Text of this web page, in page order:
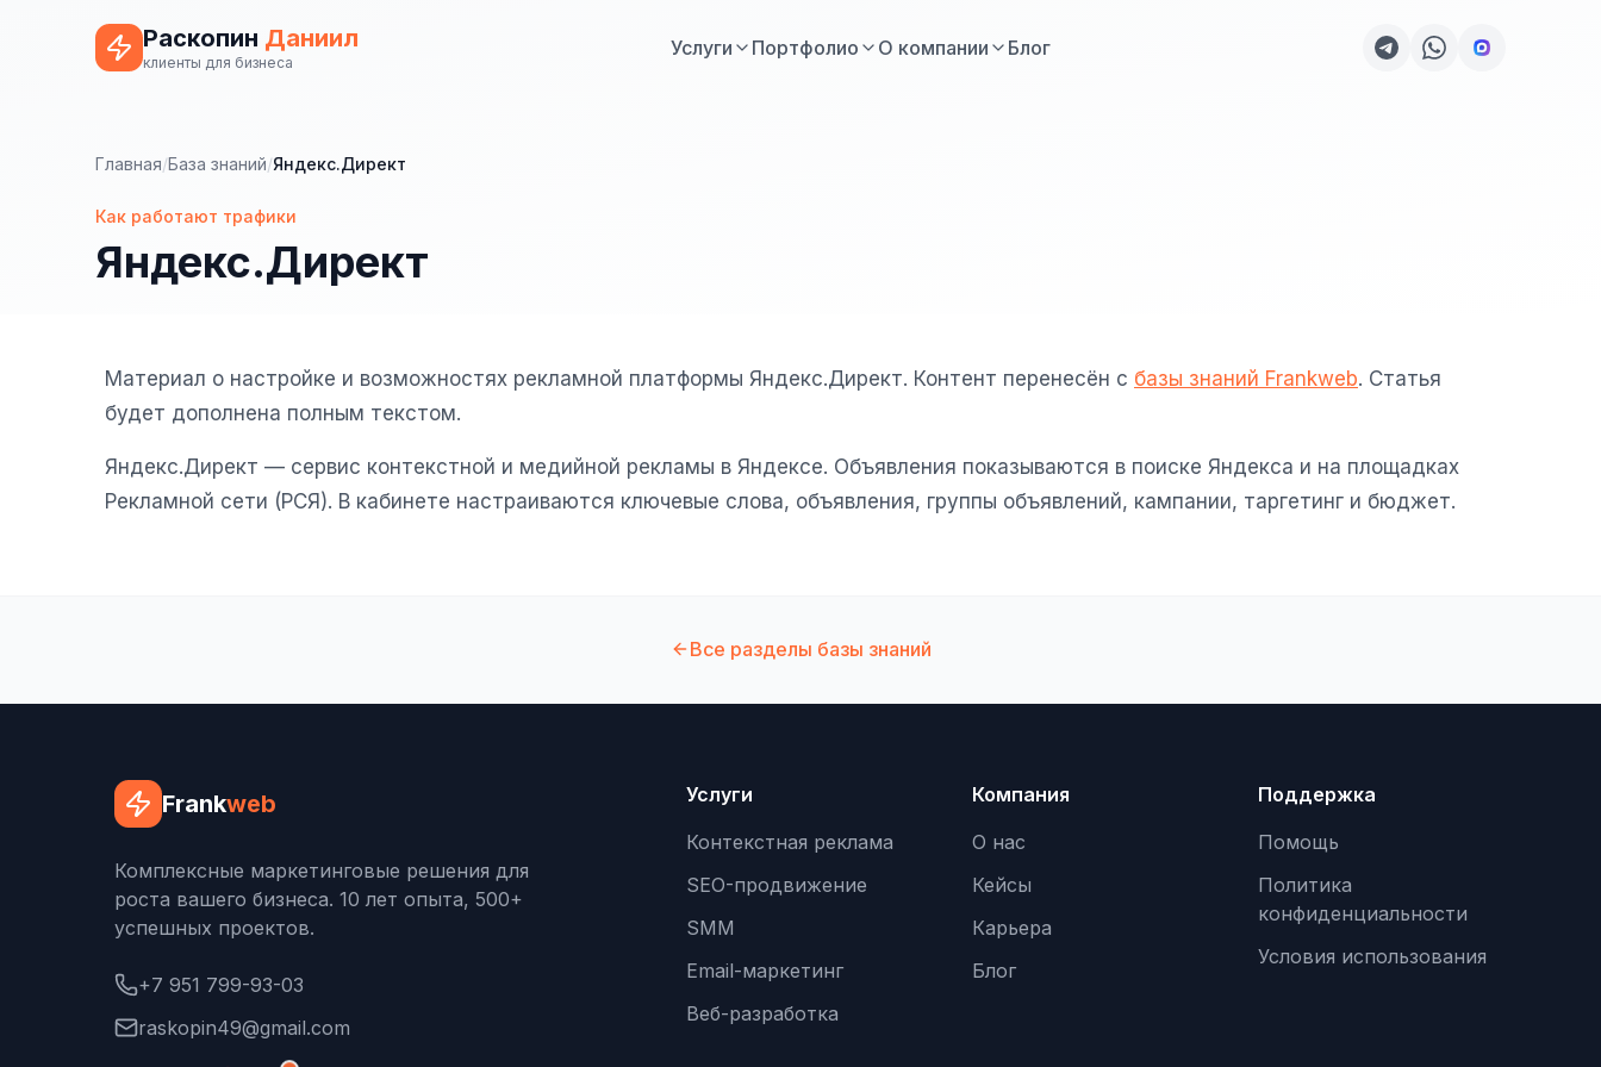
Раскопин Даниил
клиенты для бизнеса
Услуги Портфолио О компании Блог
Главная/База знаний/Яндекс.Директ
Как работают трафики
Яндекс.Директ
Материал о настройке и возможностях рекламной платформы Яндекс.Директ. Контент перенесён с базы знаний Frankweb. Статья
будет дополнена полным текстом.
Яндекс.Директ — сервис контекстной и медийной рекламы в Яндексе. Объявления показываются в поиске Яндекса и на площадках
Рекламной сети (РСЯ). В кабинете настраиваются ключевые слова, объявления, группы объявлений, кампании, таргетинг и бюджет.
Все разделы базы знаний
Frankweb
Комплексные маркетинговые решения для
роста вашего бизнеса. 10 лет опыта, 500+
успешных проектов.
+7 951 799-93-03
raskopin49@gmail.com
Услуги
Контекстная реклама
SEO-продвижение
SMM
Email-маркетинг
Веб-разработка
Компания
О нас
Кейсы
Карьера
Блог
Поддержка
Помощь
Политика
конфиденциальности
Условия использования